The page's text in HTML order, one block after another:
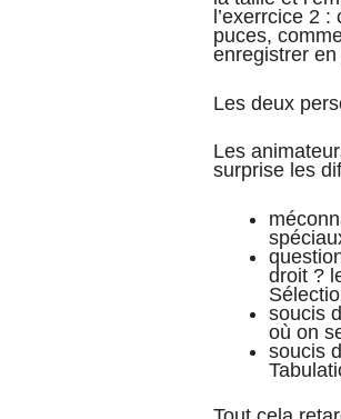
l’exerrcice 2
puces,
enregistrer
Les deux
Les
surprise les
droit ?
soucis
où on
soucis